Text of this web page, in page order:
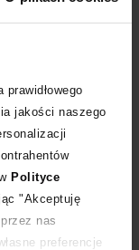
jakości naszego
Polityce
"Akceptuję
nas
preferencje
od 0 zł